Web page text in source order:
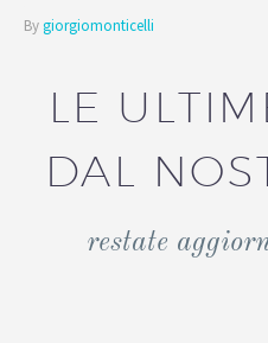
Bygiorgiomonticelli
LE
DAL
restate